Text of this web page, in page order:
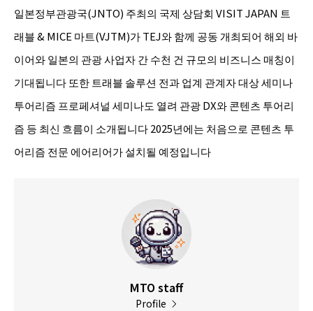
일본정부관광국(JNTO) 주최의 국제 상담회 VISIT JAPAN 트
래블 & MICE 마트(VJTM)가 TEJ와 함께 공동 개최되어 해외 바
이어와 일본의 관광 사업자 간 수천 건 규모의 비즈니스 매칭이
기대됩니다 또한 트래블 솔루션 전과 업계 관계자 대상 세미나
투어리즘 프로페셔널 세미나도 열려 관광 DX와 콘텐츠 투어리
즘 등 최신 흐름이 소개됩니다 2025년에는 처음으로 콘텐츠 투
어리즘 전문 에어리어가 설치될 예정입니다
MTO staff
Profile